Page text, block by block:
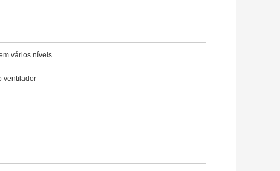
vários níveis
ventilador